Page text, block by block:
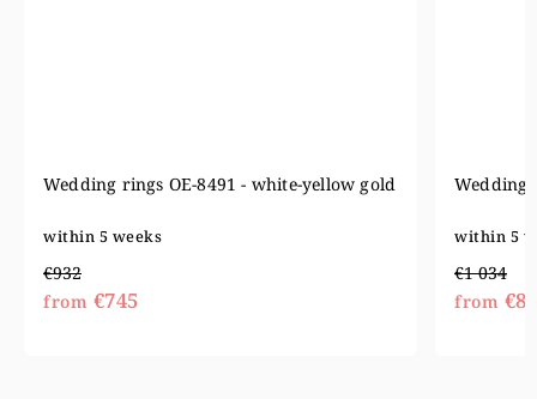
Wedding rings OE-8452 - white-yellow gold
within 5 weeks
€1 034
from€827
within 5
€370